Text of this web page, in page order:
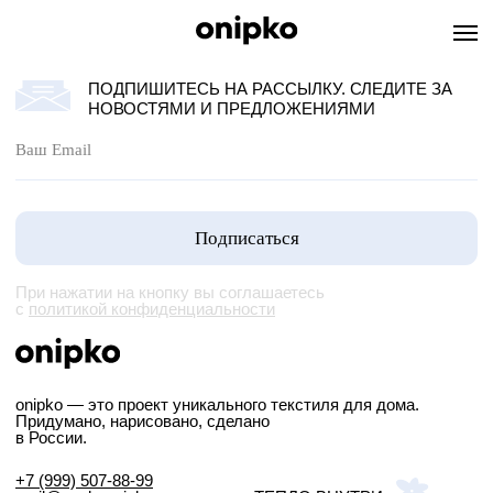
При нажатии на кнопку вы соглашаетесь
с
Каталог
Контакты
Документы
B2B заказы
*запрещён в России,
принадлежит Meta
Telegram
+7 (999) 507-88-99
mail@sashaonipko.com
© 2026 ONIPKO. ВСЕ ПРАВА SSSSMMMIRNOVA
SSSSMMMIRNOVA
onipko — это проект уникального текстиля для дома.
Придумано, нарисовано, сделано
в России.